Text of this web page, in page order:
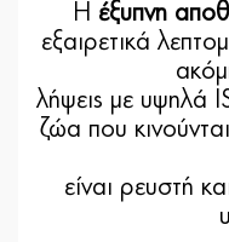
Η έξυπνη
εξαιρετικά
λήψεις με υψηλά
ζώα που
είναι ρευστή